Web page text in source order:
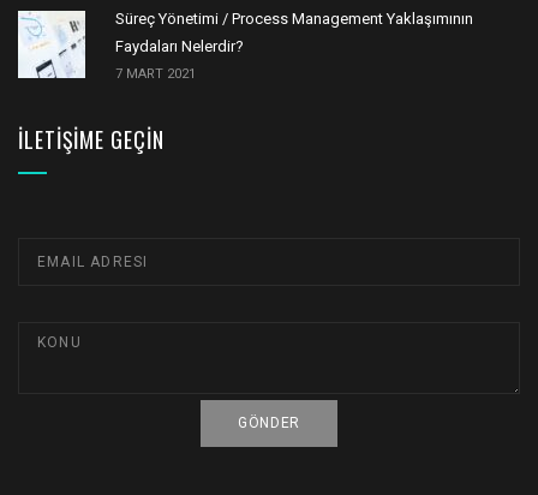
Süreç Yönetimi / Process Management Yaklaşımının
Faydaları Nelerdir?
7 MART 2021
İLETIŞIME GEÇIN